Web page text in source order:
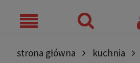
strona główna kuchnia